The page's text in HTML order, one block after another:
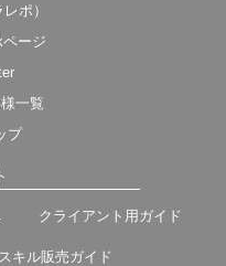
ポ）
ージ
一覧
プ
クライアント用ガイド
スキル販売ガイド